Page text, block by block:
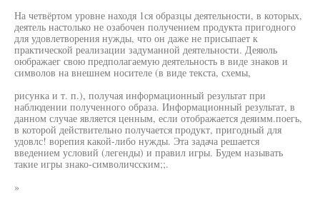
На четвёртом уровне находя 1ся образцы деятельности, в которых,
деятель настолько не озабочен получением продукта пригодного
для удовлетворения нужды, что он даже не присыпает к
практической реализации задуманной деятельности. Деяюль
оюбражаег свою предполагаемую деятельность в виде знаков и
символов на внешнем носителе (в виде текста, схемы,
рисунка и т. п.), получая информационный результат при
наблюдении полученного образа. Информационный результат, в
данном случае является ценным, если отображается деяимм.поегь,
в которой действительно получается продукт, пригодный для
удовлс! ворепия какой-либо нужды. Эта задача решается
введением условий (легенды) и правил игры. Будем называть
такие игры знако-символичсским;;.
»